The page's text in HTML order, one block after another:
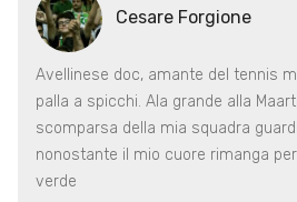
Cesare Forgione
Avellinese doc, amante del tennis
palla a spicchi. Ala grande alla
scomparsa della mia squadra
nonostante il mio cuore rimanga
verde